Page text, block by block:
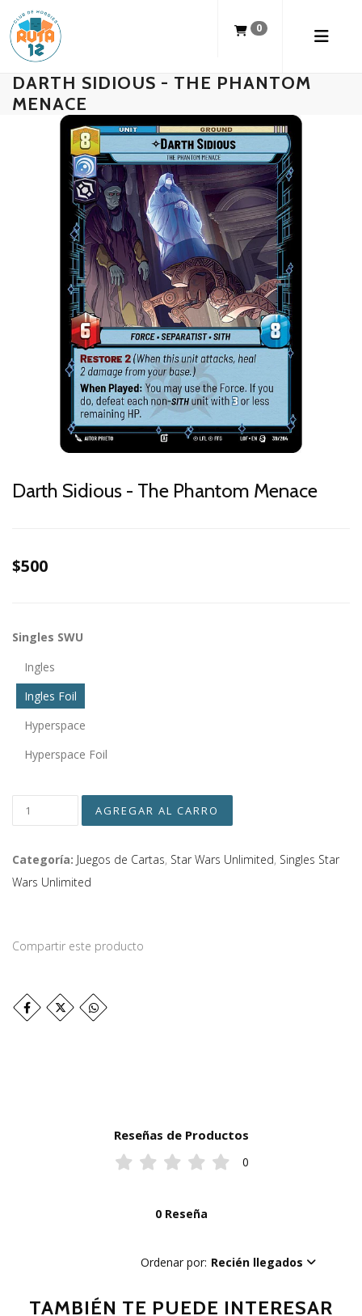
0
DARTH SIDIOUS - THE PHANTOM
MENACE
Darth Sidious - The Phantom Menace
$500
Singles SWU
Ingles
Ingles Foil
Hyperspace
Hyperspace Foil
Categoría: Juegos de Cartas, Star Wars Unlimited, Singles Star
Wars Unlimited
Compartir este producto
Reseñas de Productos
0
0 Reseña
Ordenar por: Recién llegados
TAMBIÉN TE PUEDE INTERESAR